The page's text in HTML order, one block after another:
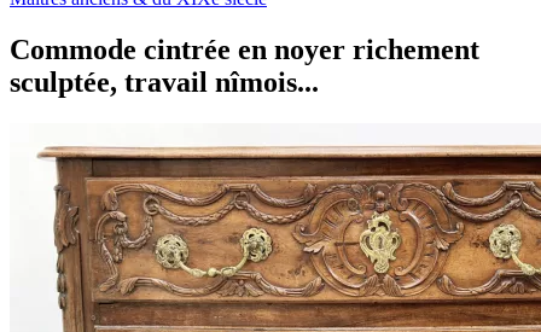
Commode cintrée en noyer richement
sculptée, travail nîmois...